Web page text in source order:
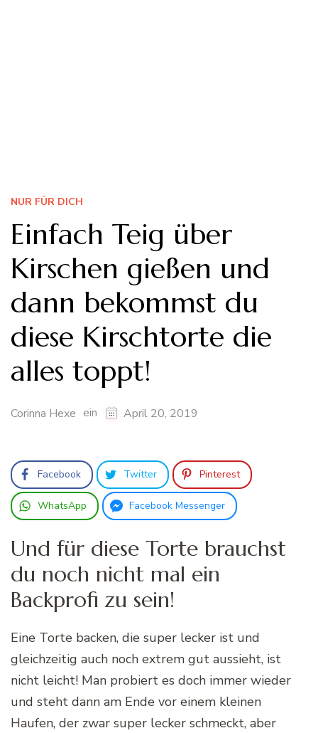
NUR FÜR DICH
Einfach Teig über
Kirschen gießen und
dann bekommst du
diese Kirschtorte die
alles toppt!
Corinna Hexe ein April 20, 2019
Facebook Twitter Pinterest
WhatsApp Facebook Messenger
Und für diese Torte brauchst
du noch nicht mal ein
Backprofi zu sein!
Eine Torte backen, die super lecker ist und
gleichzeitig auch noch extrem gut aussieht, ist
nicht leicht! Man probiert es doch immer wieder
und steht dann am Ende vor einem kleinen
Haufen, der zwar super lecker schmeckt, aber